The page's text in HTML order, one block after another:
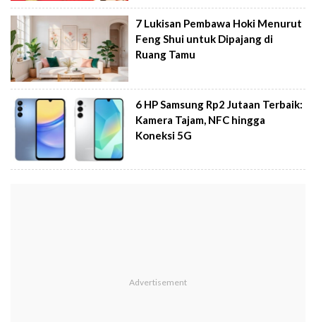
7 Lukisan Pembawa Hoki Menurut
Feng Shui untuk Dipajang di
Ruang Tamu
6 HP Samsung Rp2 Jutaan Terbaik:
Kamera Tajam, NFC hingga
Koneksi 5G